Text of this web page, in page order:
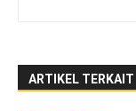
ARTIKEL TERKAIT